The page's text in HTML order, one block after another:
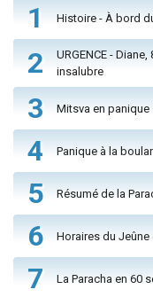
1 Histoire - À bord
2
URGENCE -
insalubre
3 Mitsva en panique
4 Panique à la
5 Résumé de la
6 Horaires du Jeûne
7 La Paracha en 60